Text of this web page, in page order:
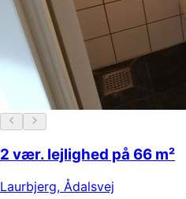
2 vær. lejlighed på 66 m²
Laurbjerg, Ådalsvej